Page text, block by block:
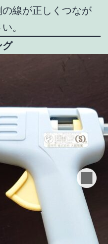
線が正しくつなが
。
グ